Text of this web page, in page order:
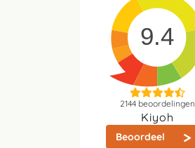
9.4
2144beoordelingen
Kiyoh
Beoordeel